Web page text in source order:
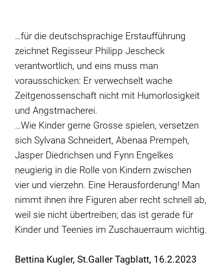
…für die deutschsprachige Erstaufführung
zeichnet Regisseur Philipp Jescheck
verantwortlich, und eins muss man
vorausschicken: Er verwechselt wache
Zeitgenossenschaft nicht mit Humorlosigkeit
und Angstmacherei.
…Wie Kinder gerne Grosse spielen, versetzen
sich Sylvana Schneidert, Abenaa Prempeh,
Jasper Diedrichsen und Fynn Engelkes
neugierig in die Rolle von Kindern zwischen
vier und vierzehn. Eine Herausforderung! Man
nimmt ihnen ihre Figuren aber recht schnell ab,
weil sie nicht übertreiben; das ist gerade für
Kinder und Teenies im Zuschauerraum wichtig.
Bettina Kugler, St.Galler Tagblatt, 16.2.2023